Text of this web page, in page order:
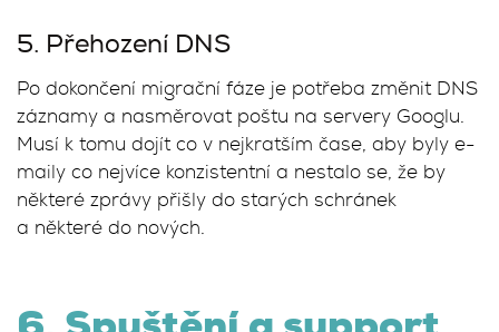
5. Přehození DNS
Po dokončení migrační fáze je potřeba změnit DNS
záznamy a nasměrovat poštu na servery Googlu.
Musí k tomu dojít co v nejkratším čase, aby byly e-
maily co nejvíce konzistentní a nestalo se, že by
některé zprávy přišly do starých schránek
a některé do nových.